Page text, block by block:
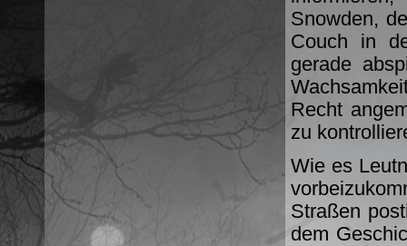
Snowden,
Couch in
gerade
Recht
zu
Wie es
Straßen
dem